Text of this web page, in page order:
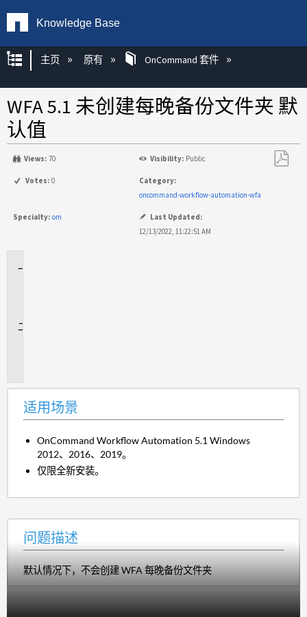
Knowledge Base
扩展/隐缩全局层次
主页 原有 OnCommand 套件
WFA 5.1 未创建每晚备份文件夹 默
认值
Views: 70 Visibility: Public
Votes: 0
Category:
oncommand-workflow-automation-wfa
Specialty: om
Last Updated:
12/13/2022, 11:22:51 AM
适用场景
OnCommand Workflow Automation 5.1 Windows
2012、2016、2019。
仅限全新安装。
问题描述
默认情况下，不会创建 WFA 每晚备份文件夹